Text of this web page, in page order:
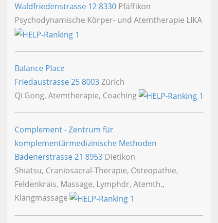
Waldfriedenstrasse 128330 Pfäffikon
Psychodynamische Körper- und Atemtherapie LIKA
Balance Place
Friedaustrasse 258003Zürich
Qi Gong, Atemtherapie, Coaching
Complement - Zentrum für
komplementärmedizinische Methoden
Badenerstrasse 21 8953 Dietikon
Shiatsu, Craniosacral-Therapie, Osteopathie,
Feldenkrais, Massage, Lymphdr, Atemth.,
Klangmassage